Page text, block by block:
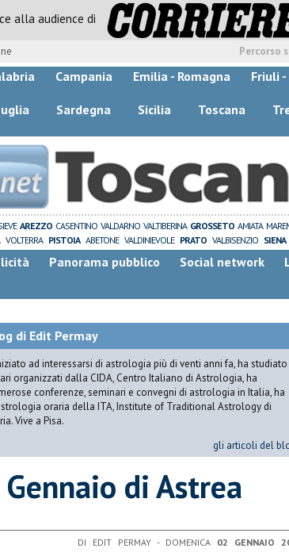
alla audience di
Percorso
Campania Emilia - Romagna Friuli
Sardegna Sicilia Toscana
AREZZO CASENTINO VALDARNO VALTIBERINA GROSSETO AMIATA
VOLTERRA PISTOIA ABETONE VALDINIEVOLE PRATO VALBISENZIO SIENA
Panorama pubblico Social network
di Edit Permay
ad interessarsi di astrologia più di venti anni fa, ha studiato
organizzati dalla CIDA, Centro Italiano di Astrologia, ha
conferenze, seminari e convegni di astrologia in Italia, ha
oraria della ITA, Institute of Traditional Astrology di
Vive a Pisa.
gli articoli del
Gennaio di Astrea
DI EDIT PERMAY - DOMENICA 02 GENNAIO